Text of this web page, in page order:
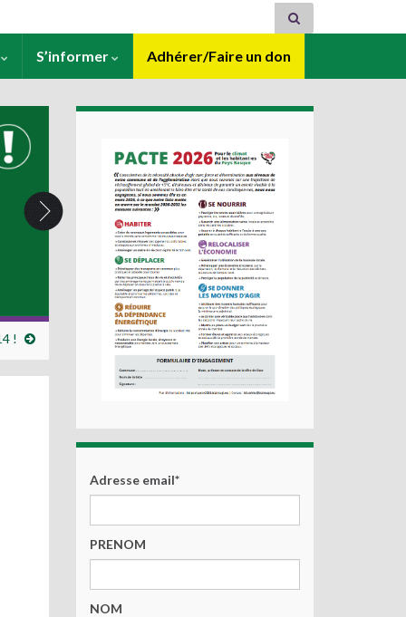
S’informer Adhérer/Faire un don
!
Adresse email*
PRENOM
NOM